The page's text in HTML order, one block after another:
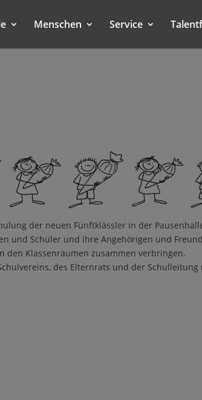
Menschen Service
der neuen Fünftklässler in der
und Schüler und ihre Angehörigen und
den Klassenräumen zusammen verbringen.
des Elternrats und der